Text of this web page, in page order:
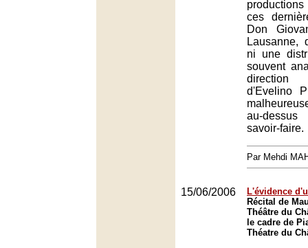
ces
Don
Lausanne,
ni une
souvent
d'Evelino
au-
savoir-faire.
Par Mehdi
15/06/2006
L'évidence
Récital de
Théâtre du
le cadre de
Théatre du